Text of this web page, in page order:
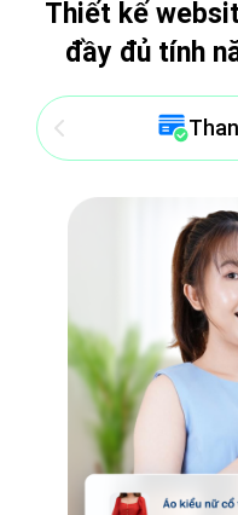
Thiết kế
đầy đủ tính